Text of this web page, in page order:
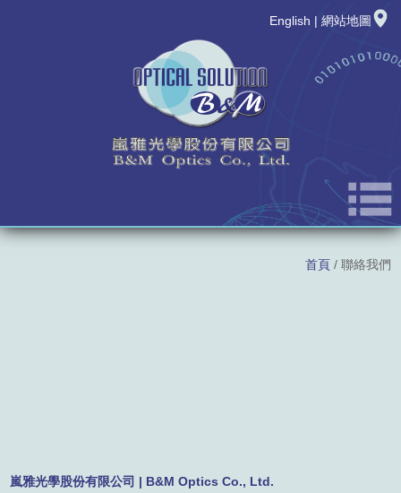
English | 網站地圖
友站連結
首頁/ 聯絡我們
嵐雅光學股份有限公司 | B&M Optics Co., Ltd.